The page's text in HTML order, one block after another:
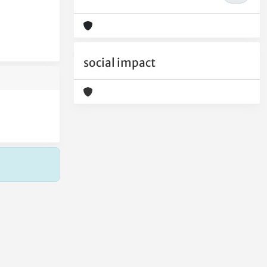
social impact